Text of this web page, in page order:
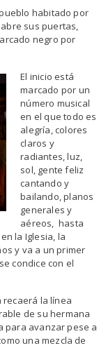
habitado por
sus puertas,
negro por
El inicio está
marcado por un
número musical
en el que todo es
alegría, colores
claros y
radiantes, luz,
sol, gente feliz
cantando y
bailando, planos
generales y
aéreos, hasta
la Iglesia, la
y va a un primer
condice con el
recaerá la línea
de su hermana
para avanzar pese a
una mezcla de